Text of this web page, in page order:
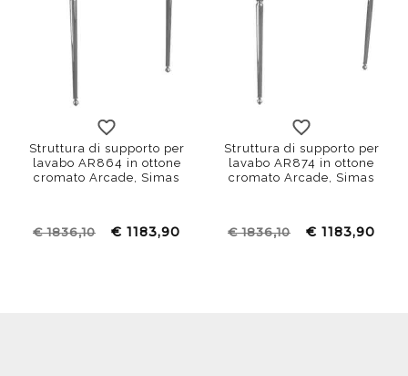
Struttura di supporto per
lavabo AR864 in ottone
cromato Arcade, Simas
€ 1836,10 € 1183,90
Struttura di supporto per
lavabo AR874 in ottone
cromato Arcade, Simas
€ 1836,10 € 1183,90